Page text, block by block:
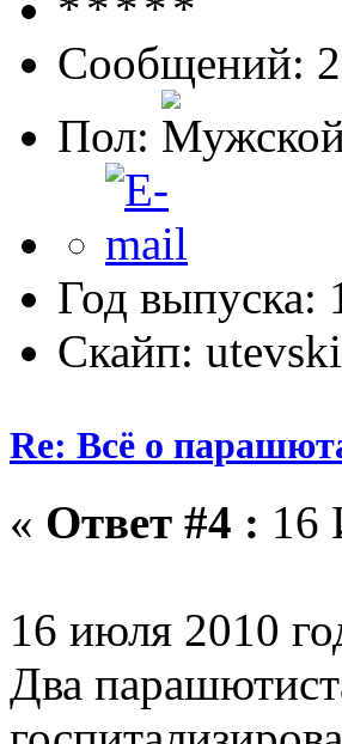
Сообщений:
Пол:
Год выпуска:
Скайп:
Re: Всё о
« Ответ #4 : 16
16 июля 2010
Два